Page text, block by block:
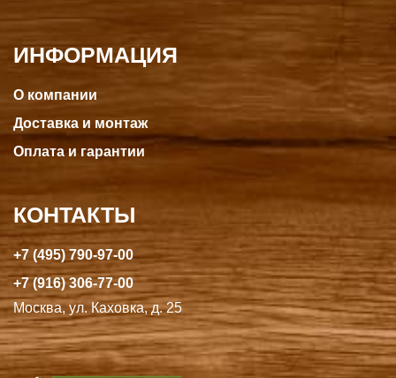
ИНФОРМАЦИЯ
О компании
Доставка и монтаж
Оплата и гарантии
КОНТАКТЫ
+7 (495) 790-97-00
+7 (916) 306-77-00
Москва, ул. Каховка, д. 25